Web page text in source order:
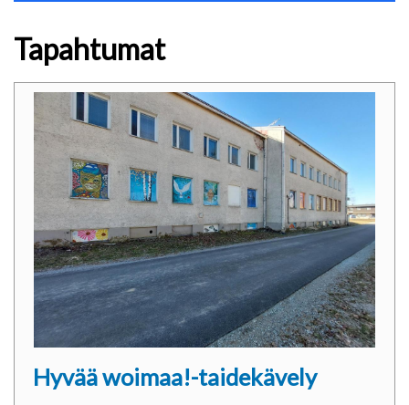
Tapahtumat
Hyvää woimaa!-taidekävely